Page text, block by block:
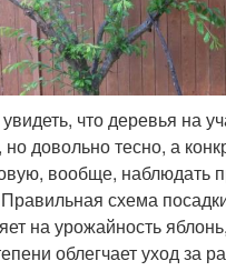
что деревья на
довольно тесно, а
вообще, наблюдать
схема
на урожайность
облегчает уход за